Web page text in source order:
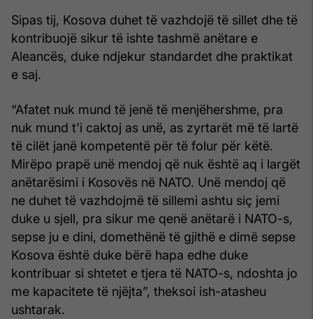
Sipas tij, Kosova duhet të vazhdojë të sillet dhe të
kontribuojë sikur të ishte tashmë anëtare e
Aleancës, duke ndjekur standardet dhe praktikat
e saj.
“Afatet nuk mund të jenë të menjëhershme, pra
nuk mund t'i caktoj as unë, as zyrtarët më të lartë
të cilët janë kompetentë për të folur për këtë.
Mirëpo prapë unë mendoj që nuk është aq i largët
anëtarësimi i Kosovës në NATO. Unë mendoj që
ne duhet të vazhdojmë të sillemi ashtu siç jemi
duke u sjell, pra sikur me qenë anëtarë i NATO-s,
sepse ju e dini, domethënë të gjithë e dimë sepse
Kosova është duke bërë hapa edhe duke
kontribuar si shtetet e tjera të NATO-s, ndoshta jo
me kapacitete të njëjta”, theksoi ish-atasheu
ushtarak.